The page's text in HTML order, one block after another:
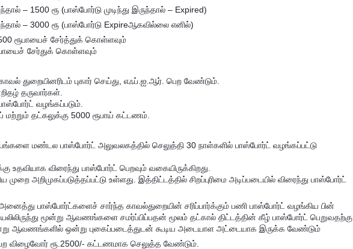
– 1500 ரூ (பாஸ்போர்டு முடிந்து இருந்தால் – Expired)
– 3000 ரூ (பாஸ்போர்டு Expireஆகவில்லை எனில்)
ரூபாயைச் சேர்த்துக் கொள்ளவும்
சேர்துக் கொள்ளவும்
துறையினரிடம் புகார் செய்து, எஃப்.ஐ.ஆர். பெற வேண்டும்.
தருவார்கள்.
வழங்கப்படும்.
மற்றும் தட்கலுக்கு 5000 ரூபாய் கட்டணம்.
மண்டல பாஸ்போர்ட் அலுவலகத்தில் செலுத்தி 30 நாள்களில் பாஸ்போர்ட் வழங்கப்பட்டு
உதவியாக விரைந்து பாஸ்போர்ட் பெறவும் வகையிருக்கிறது.
முறை அறிமுகப்படுத்தப்பட்டு உள்ளது. இத்திட்டத்தில் சிறப்புரிமை அடிப்படையில் விரைந்து பாஸ்போர்ட்
பாஸ்போர்ட்களைச் சார்ந்த காவல்துறையின் சரிப்பார்க்கும் பணி பாஸ்போர்ட் வழங்கிய பின்
மூன்று ஆவணங்களை சமர்ப்பிப்பதன் மூலம் தட்கால் திட்டத்தின் கீழ் பாஸ்போர்ட் பெறுவதற்கு
ஆவணங்களில் ஒன்று புகைப்படைத்துடன் கூடிய அடையாள அட்டையாக இருக்க வேண்டும்
விழைவோர் ரூ.2500/- கட்டணமாக செலுத்த வேண்டும்.